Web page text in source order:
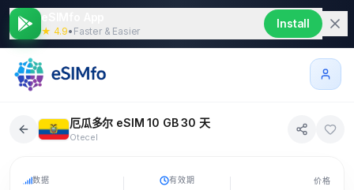
★ 4.9• Faster & Easier
Install
厄瓜多尔 eSIM 10 GB 30 天
Otecel
数据 有效期 价格